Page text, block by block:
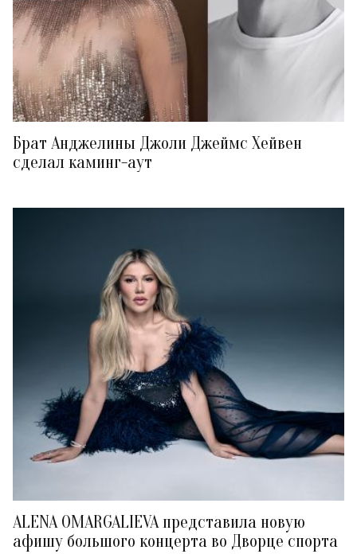
Брат Анджелины Джоли Джеймс Хейвен
сделал каминг-аут
ALENA OMARGALIEVA представила новую
афишу большого концерта во Дворце спорта